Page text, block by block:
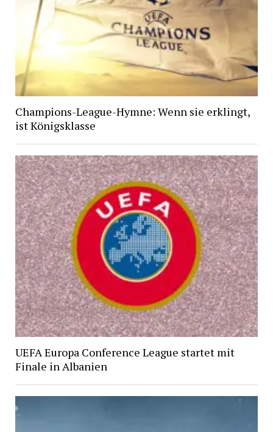
Champions-League-Hymne: Wenn sie erklingt,
ist Königsklasse
UEFA Europa Conference League startet mit
Finale in Albanien